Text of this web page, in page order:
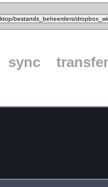
sync
transfer